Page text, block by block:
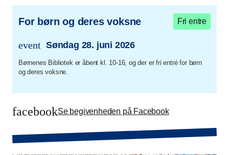
For børn og deres voksne Fri entre
event
trans.event.date
Søndag 28. juni 2026
Børnenes Bibliotek er åbent kl. 10-16, og der er fri entré for børn
og deres voksne.
facebookSe begivenheden på Facebook